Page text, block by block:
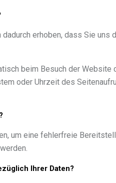
erhoben, dass Sie
beim Besuch der
oder Uhrzeit des
um eine fehlerfreie
Ihrer Daten?